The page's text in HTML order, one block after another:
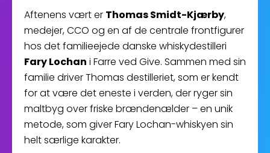
Aftenens vært er Thomas Smidt-Kjærby,
medejer, CCO og en af de centrale frontfigurer
hos det familieejede danske whiskydestilleri
Fary Lochan i Farre ved Give. Sammen med sin
familie driver Thomas destilleriet, som er kendt
for at være det eneste i verden, der ryger sin
maltbyg over friske brændenælder – en unik
metode, som giver Fary Lochan-whiskyen sin
helt særlige karakter.